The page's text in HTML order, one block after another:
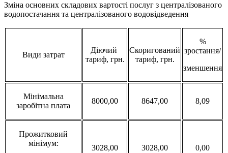
Зміна основних складових вартості послуг з централізованого
водопостачання та централізованого водовідведення
Види затрат
Діючий
тариф, грн.
Скоригований
тариф, грн.
%
зростання/
зменшення
Мінімальна
заробітна плата
8000,00 8647,00 8,09
Прожитковий
мінімум:
3028,00
3028,00
0,00